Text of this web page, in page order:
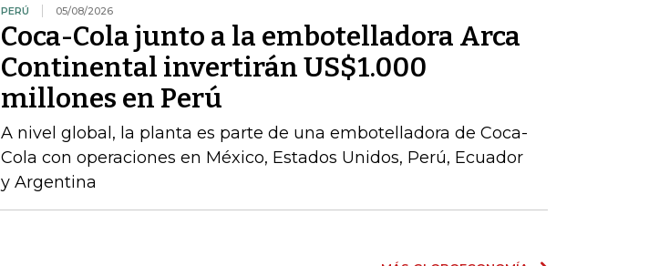
PERÚ 05/08/2026
Coca-Cola junto a la embotelladora Arca
Continental invertirán US$1.000
millones en Perú
A nivel global, la planta es parte de una embotelladora de Coca-
Cola con operaciones en México, Estados Unidos, Perú, Ecuador
y Argentina